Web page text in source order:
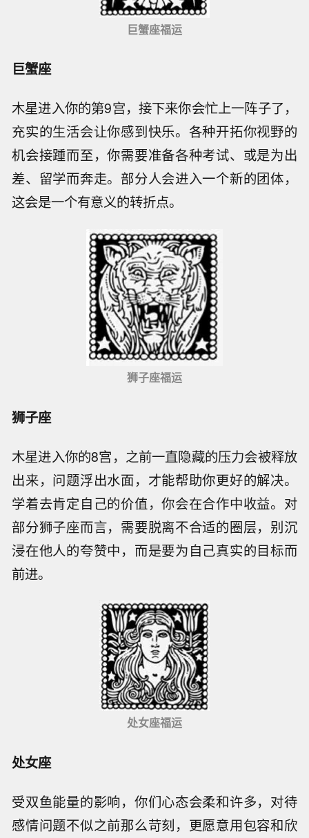
巨蟹座福运
巨蟹座
木星进入你的第9宫，接下来你会忙上一阵子了，
充实的生活会让你感到快乐。各种开拓你视野的
机会接踵而至，你需要准备各种考试、或是为出
差、留学而奔走。部分人会进入一个新的团体，
这会是一个有意义的转折点。
狮子座福运
狮子座
木星进入你的8宫，之前一直隐藏的压力会被释放
出来，问题浮出水面，才能帮助你更好的解决。
学着去肯定自己的价值，你会在合作中收益。对
部分狮子座而言，需要脱离不合适的圈层，别沉
浸在他人的夸赞中，而是要为自己真实的目标而
前进。
处女座福运
处女座
受双鱼能量的影响，你们心态会柔和许多，对待
感情问题不似之前那么苛刻，更愿意用包容和欣